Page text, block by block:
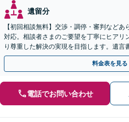
遺留分
【初回相談無料】交渉・調停・審判など
対応。相談者さまのご要望を丁寧にヒアリ
り尊重した解決の実現を目指します。遺言
談もお任せください【完全個室で対応】
料金表を見る
電話でお問い合わせ